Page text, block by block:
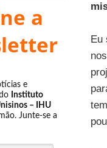
a
e
Instituto
– IHU
Junte-se a
Eu